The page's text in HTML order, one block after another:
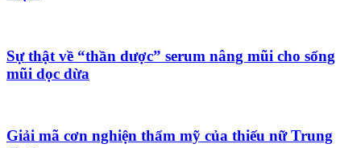
Sự thật về “thần dược” serum nâng mũi cho sống
mũi dọc dừa
Giải mã cơn nghiện thẩm mỹ của thiếu nữ Trung